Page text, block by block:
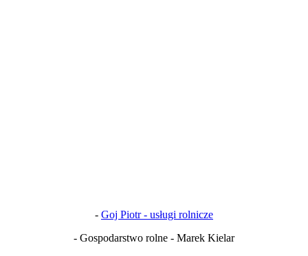
- Goj Piotr - usługi rolnicze
- Gospodarstwo rolne - Marek Kielar